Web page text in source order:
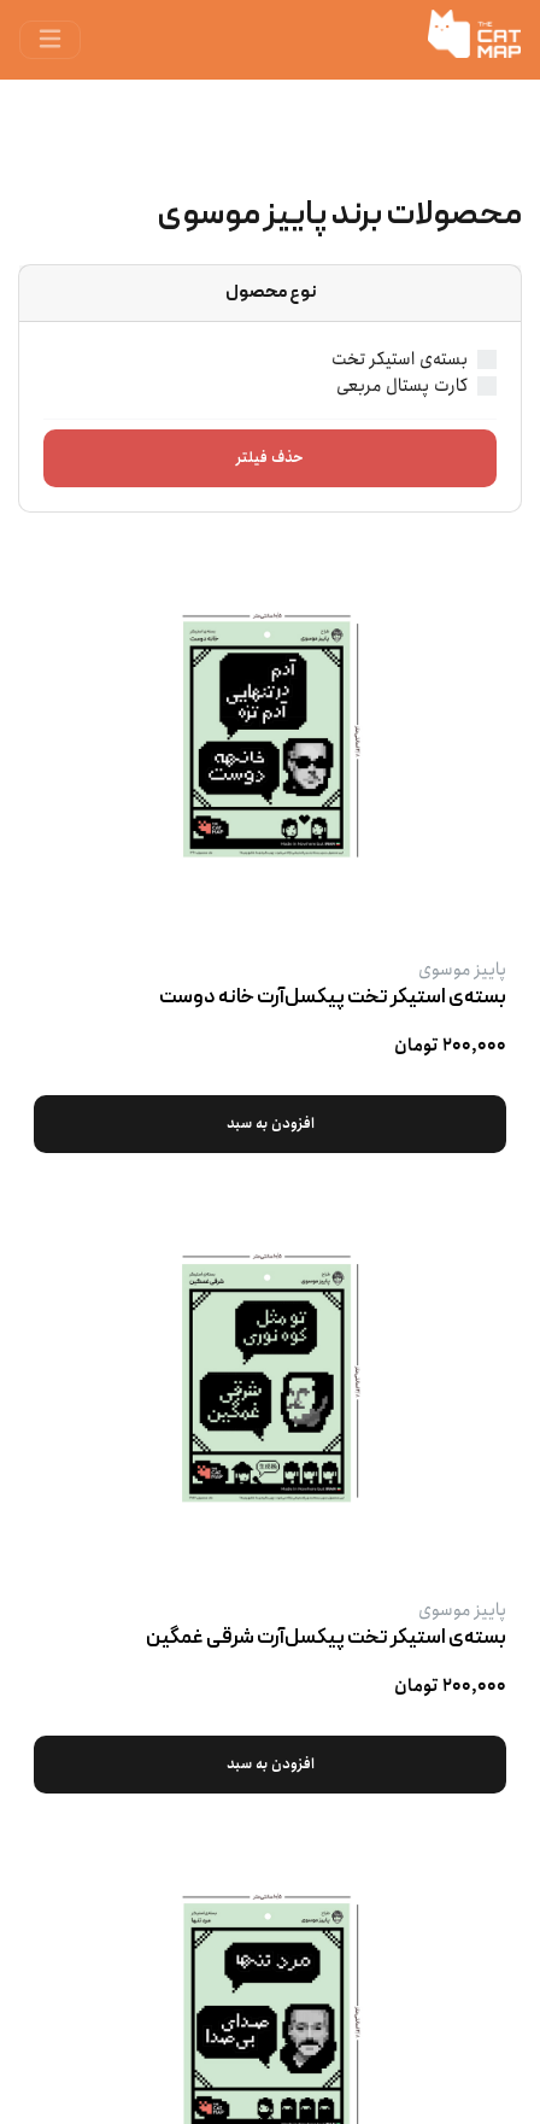
محصولات برند پاییز موسوی
نوع محصول
بسته‌ی استیکر تخت
کارت پستال مربعی
حذف فیلتر
پاییز موسوی
بسته‌ی استیکر تخت پیکسل‌آرت خانه دوست
۲۰۰,۰۰۰ تومان
افزودن به سبد
پاییز موسوی
بسته‌ی استیکر تخت پیکسل‌آرت شرقی غمگین
۲۰۰,۰۰۰ تومان
افزودن به سبد